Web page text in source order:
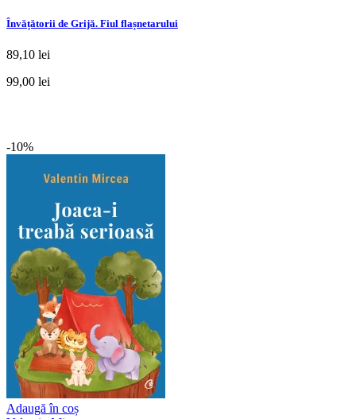
Învățătorii de Grijă. Fiul flașnetarului
89,10 lei
99,00 lei
-10%
Adaugă în coș